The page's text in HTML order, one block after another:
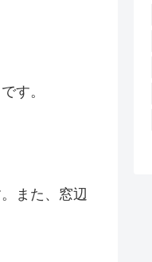
す。
また、窓辺